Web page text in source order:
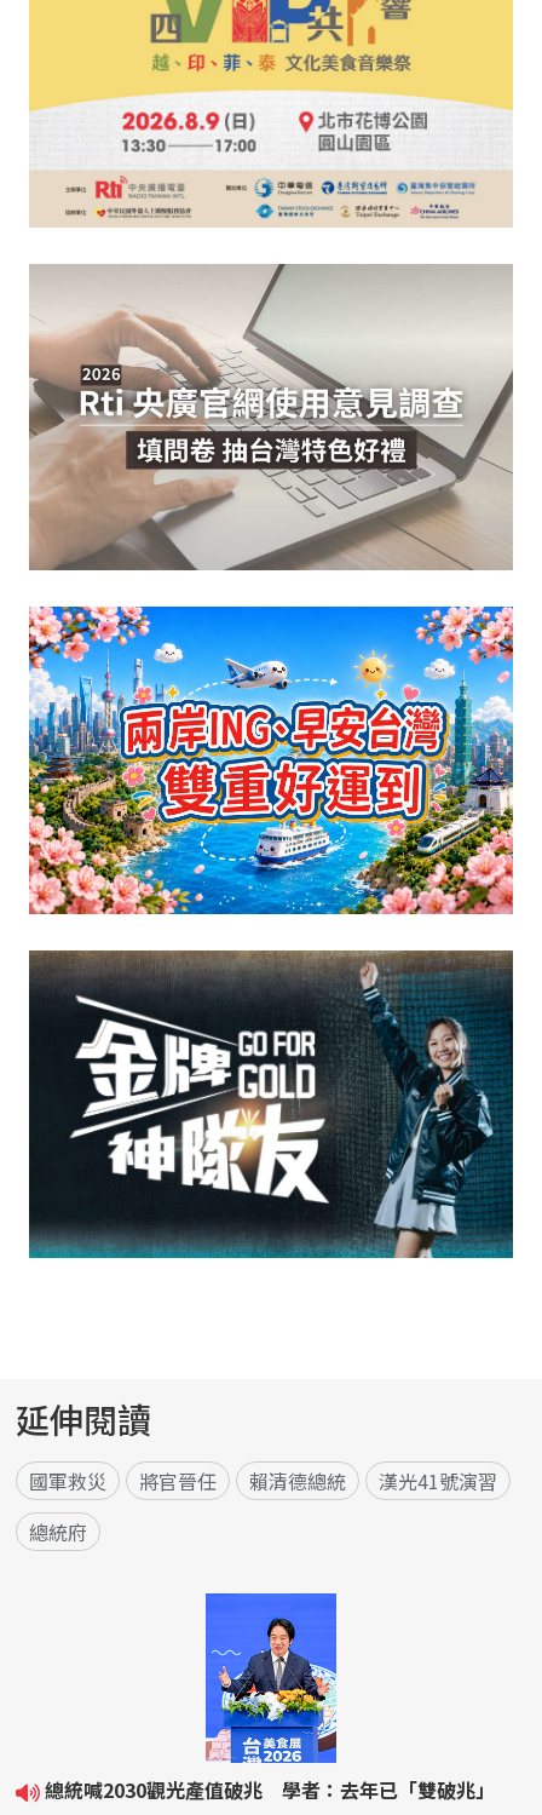
延伸閱讀
國軍救災 將官晉任 賴清德總統
漢光41號演習
總統府
總統喊2030觀光產值破兆 學者：去年已「雙破兆」